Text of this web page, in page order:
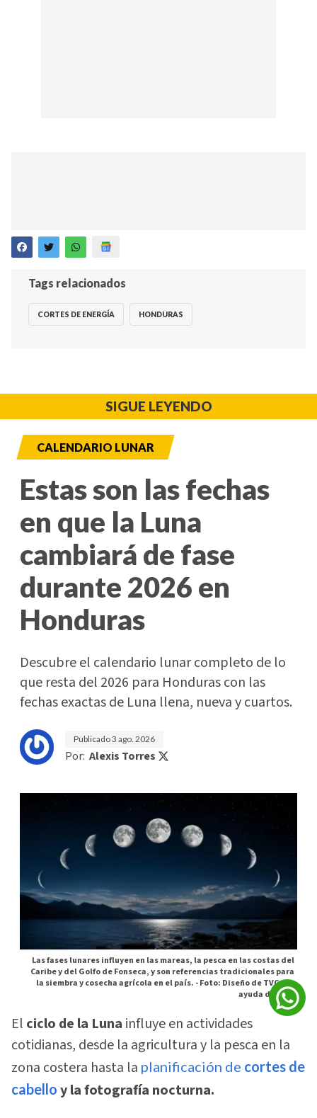
Tags relacionados
CORTES DE ENERGÍA HONDURAS
SIGUE LEYENDO
CALENDARIO LUNAR
Estas son las fechas
en que la Luna
cambiará de fase
durante 2026 en
Honduras
Descubre el calendario lunar completo de lo
que resta del 2026 para Honduras con las
fechas exactas de Luna llena, nueva y cuartos.
Publicado3 ago. 2026
Por: Alexis Torres
Las fases lunares influyen en las mareas, la pesca en las costas del
Caribe y del Golfo de Fonseca, y son referencias tradicionales para
la siembra y cosecha agrícola en el país. -Foto: Diseño de TVC con
ayuda de la IA
El ciclo de la Luna influye en actividades
cotidianas, desde la agricultura y la pesca en la
zona costera hasta la planificación de cortes de
cabello y la fotografía nocturna.